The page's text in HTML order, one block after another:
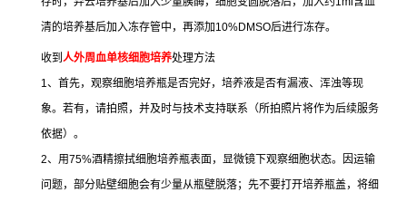
清的培养基后加入冻存管中，再添加10%DMSO后进行冻存。
收到 人外周血单核细胞培养处理方法
1 、首先，观察细胞培养瓶是否完好，培养液是否有漏液、浑浊等现
象。若有，请拍照，并及时与技术支持联系（所拍照片将作为后续服务
依据）。
2、用75%酒精擦拭细胞培养瓶表面，显微镜下观察细胞状态。因运输
问题，部分贴壁细胞会有少量从瓶壁脱落；先不要打开培养瓶盖，将细